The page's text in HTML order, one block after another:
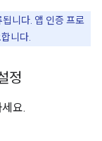
됩니다. 앱 인증 프로
니다.
정
요.